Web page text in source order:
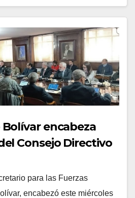
encabeza
Consejo Directivo
para las Fuerzas
encabezó este miércoles